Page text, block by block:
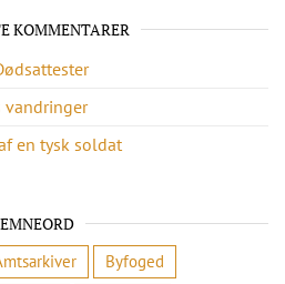
KOMMENTARER
vandringer
en tysk soldat
EMNEORD
Byfoged